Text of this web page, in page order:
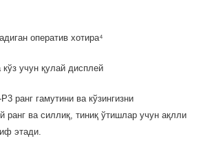
оператив хотира⁴
кўз учун қулай дисплей
ранг гамутини ва кўзингизни
ранг ва силлиқ, тиниқ ўтишлар учун ақлли
этади.